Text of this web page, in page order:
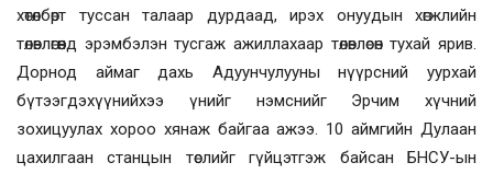
хөтөлбөрт туссан талаар дурдаад, ирэх онуудын хөгжлийн
төлөвлөгөөнд эрэмбэлэн тусгаж ажиллахаар төлөвлөсөн тухай ярив.
Дорнод аймаг дахь Адуунчулууны нүүрсний уурхай
бүтээгдэхүүнийхээ үнийг нэмснийг Эрчим хүчний
зохицуулах хороо хянаж байгаа ажээ. 10 аймгийн Дулаан
цахилгаан станцын төслийг гүйцэтгэж байсан БНСУ-ын